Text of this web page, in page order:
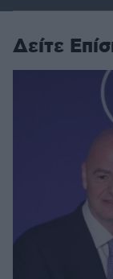
Δείτε